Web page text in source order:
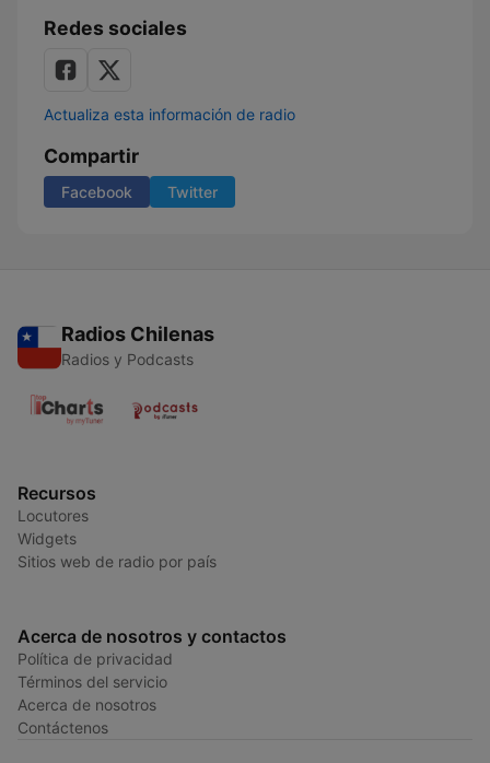
Redes sociales
Actualiza esta información de radio
Compartir
Facebook Twitter
Radios Chilenas
Radios y Podcasts
Recursos
Locutores
Widgets
Sitios web de radio por país
Acerca de nosotros y contactos
Política de privacidad
Términos del servicio
Acerca de nosotros
Contáctenos